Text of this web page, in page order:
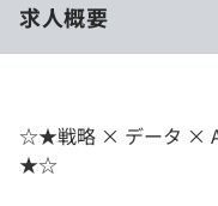
契約内容・クーポン
求人概要
☆★戦略 × データ × AI
★☆